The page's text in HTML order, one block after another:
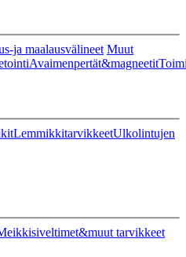
ja maalausvälineet Muut
Avaimenpertät&magneetit
LemmikkitarvikkeetUlkolintujen
tarvikkeet